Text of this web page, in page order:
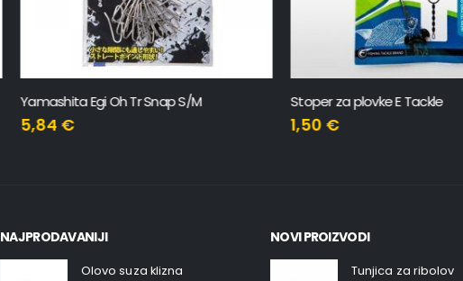
Yamashita Egi Oh Tr Snap S/M
5,84€
Stoper za plovke E Tackle
1,50€
NAJPRODAVANIJI
Olovo suza klizna
NOVI PROIZVODI
Tunjica za ribolov